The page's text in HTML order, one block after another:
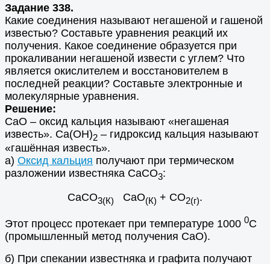
Задание 338.
Какие соединения называют негашеной и гашеной
известью? Составьте уравнения реакций их
получения. Какое соединение образуется при
прокаливании негашеной извести с углем? Что
является окислителем и восстановителем в
последней реакции? Составьте электронные и
молекулярные уравнения.
Решение:
СаО – оксид кальция называют «негашеная
известь». Са(ОН)2 – гидроксид кальция называют
«гашённая известь».
а) Оксид кальция получают при термическом
разложении известняка СаСО3:
СаСО3(К) СаО(К) + СО2(г).
Этот процесс протекает при температуре 1000 0С
(промышленный метод получения СаО).
б) При спекании известняка и графита получают